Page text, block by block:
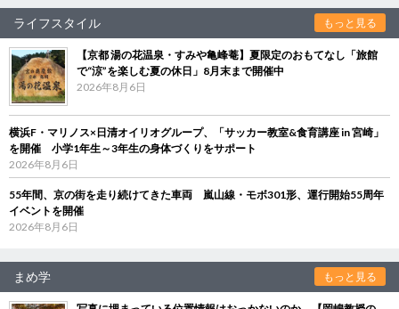
ライフスタイル もっと見る
【京都 湯の花温泉・すみや亀峰菴】夏限定のおもてなし「旅館
で“涼”を楽しむ夏の休日」8月末まで開催中
2026年8月6日
横浜F・マリノス×日清オイリオグループ、「サッカー教室&食育講座 in 宮崎」
を開催 小学1年生～3年生の身体づくりをサポート
2026年8月6日
55年間、京の街を走り続けてきた車両 嵐山線・モボ301形、運行開始55周年
イベントを開催
2026年8月6日
まめ学 もっと見る